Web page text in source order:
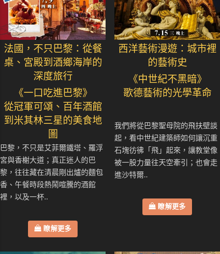
法國，不只巴黎：從餐
桌、宮殿到酒鄉海岸的
深度旅行
《一口吃進巴黎》
從冠軍可頌、百年酒館
到米其林三星的美食地
圖
巴黎，不只是艾菲爾鐵塔、羅浮
宮與香榭大道；真正迷人的巴
黎，往往藏在清晨剛出爐的麵包
香、午餐時段熱鬧喧騰的酒館
裡，以及一杯..
瞭解更多
西洋藝術漫遊：城市裡
的藝術史
《中世紀不黑暗》
歌德藝術的光學革命
我們將從巴黎聖母院的飛扶壁談
起，看中世紀建築師如何讓沉重
石塊彷彿「飛」起來，讓教堂像
被一股力量往天空牽引；也會走
進沙特爾..
瞭解更多